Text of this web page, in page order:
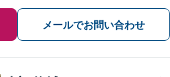
メールでお問い合わせ